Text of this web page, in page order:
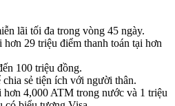
lãi tối đa trong vòng 45 ngày.
hơn 29 triệu điểm thanh toán tại hơn
100 triệu đồng.
sẻ tiện ích với người thân.
hơn 4,000 ATM trong nước và 1 triệu